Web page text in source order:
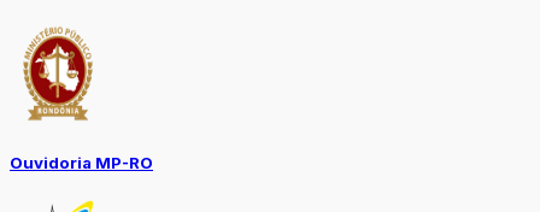
Ouvidoria MP-RO